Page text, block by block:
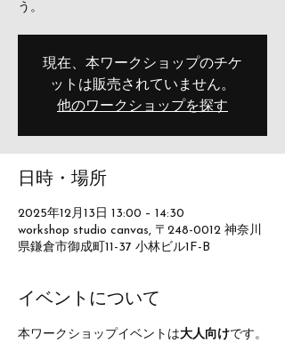
う。
現在、本ワークショップのチケ
ットは販売されていません。
他のワークショップを探す
日時・場所
2025年12月13日 13:00 – 14:30
workshop studio canvas, 〒248-0012 神奈川
県鎌倉市御成町11-37 小林ビル1F-B
イベントについて
本ワークショップイベントは大人向けです。